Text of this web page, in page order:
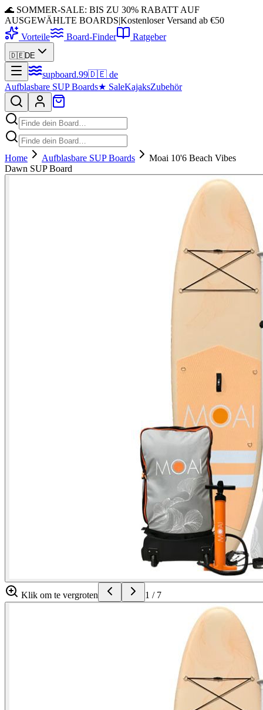
🌊 SOMMER-SALE: BIS ZU 30% RABATT AUF
AUSGEWÄHLTE BOARDS|Kostenloser Versand ab €50
Vorteile
Board-Finder Ratgeber
🇩🇪DE
supboard.99🇩🇪 de
Aufblasbare SUP Boards★ SaleKajaksZubehör
Home Aufblasbare SUP Boards
Moai 10'6 Beach Vibes
Dawn SUP Board
Klik om te vergroten 1 / 7